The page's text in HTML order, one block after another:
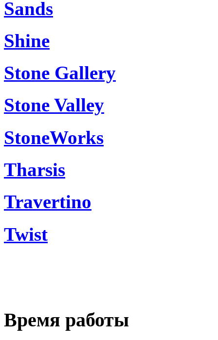
Sands
Shine
Stone Gallery
Stone Valley
StoneWorks
Tharsis
Travertino
Twist
Время работы